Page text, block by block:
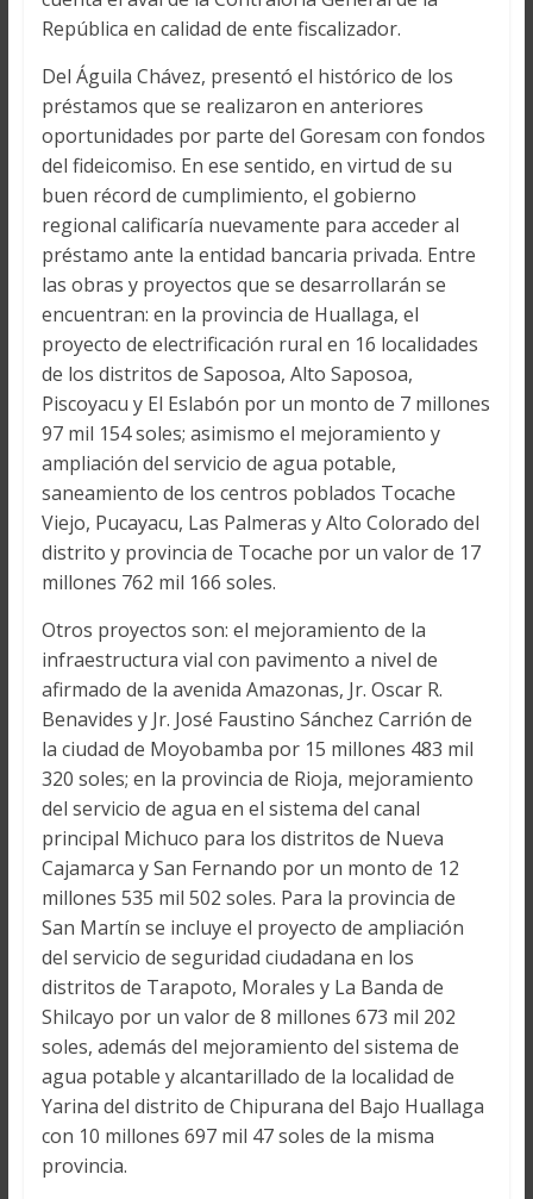
República en calidad de ente fiscalizador.
Del Águila Chávez, presentó el histórico de los
préstamos que se realizaron en anteriores
oportunidades por parte del Goresam con fondos
del fideicomiso. En ese sentido, en virtud de su
buen récord de cumplimiento, el gobierno
regional calificaría nuevamente para acceder al
préstamo ante la entidad bancaria privada. Entre
las obras y proyectos que se desarrollarán se
encuentran: en la provincia de Huallaga, el
proyecto de electrificación rural en 16 localidades
de los distritos de Saposoa, Alto Saposoa,
Piscoyacu y El Eslabón por un monto de 7 millones
97 mil 154 soles; asimismo el mejoramiento y
ampliación del servicio de agua potable,
saneamiento de los centros poblados Tocache
Viejo, Pucayacu, Las Palmeras y Alto Colorado del
distrito y provincia de Tocache por un valor de 17
millones 762 mil 166 soles.
Otros proyectos son: el mejoramiento de la
infraestructura vial con pavimento a nivel de
afirmado de la avenida Amazonas, Jr. Oscar R.
Benavides y Jr. José Faustino Sánchez Carrión de
la ciudad de Moyobamba por 15 millones 483 mil
320 soles; en la provincia de Rioja, mejoramiento
del servicio de agua en el sistema del canal
principal Michuco para los distritos de Nueva
Cajamarca y San Fernando por un monto de 12
millones 535 mil 502 soles. Para la provincia de
San Martín se incluye el proyecto de ampliación
del servicio de seguridad ciudadana en los
distritos de Tarapoto, Morales y La Banda de
Shilcayo por un valor de 8 millones 673 mil 202
soles, además del mejoramiento del sistema de
agua potable y alcantarillado de la localidad de
Yarina del distrito de Chipurana del Bajo Huallaga
con 10 millones 697 mil 47 soles de la misma
provincia.